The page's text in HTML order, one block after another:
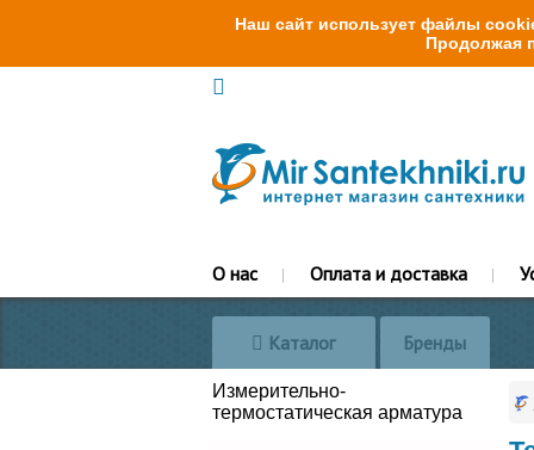
Наш сайт использует файлы
Продолжая
О нас Оплата и доставка
Каталог Бренды
Измерительно-
термостатическая арматура